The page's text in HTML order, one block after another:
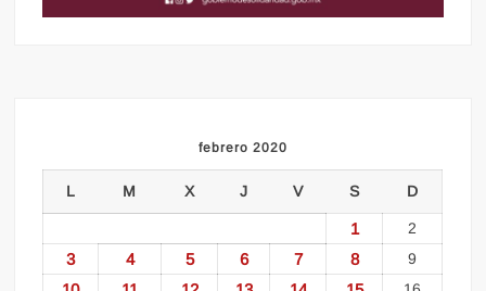
febrero 2020
L M X J V S D
1 2
3 4 5 6 7 8 9